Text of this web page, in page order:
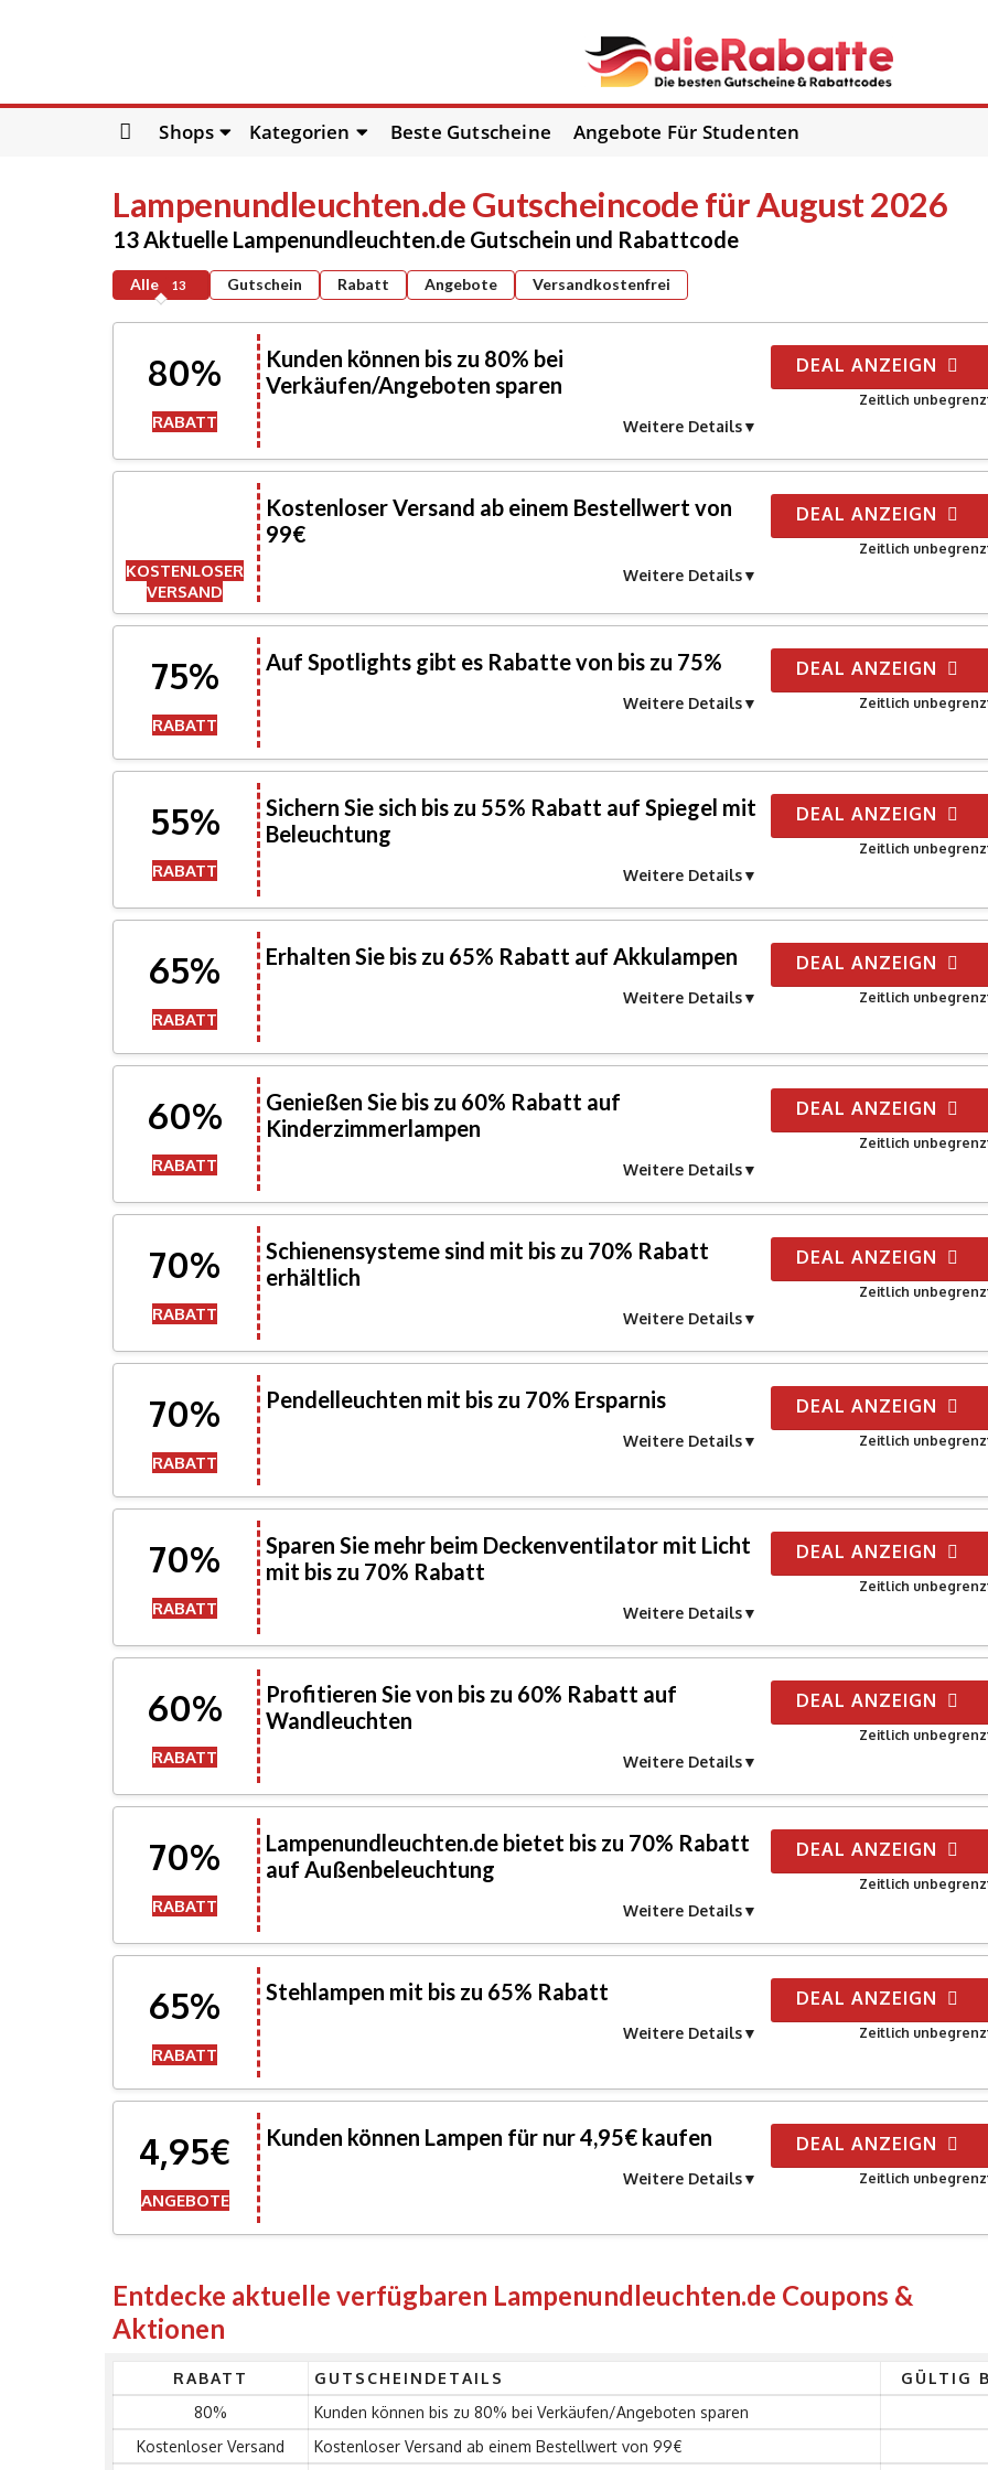
Skip
to
Shops Kategorien Beste Gutscheine Angebote Für Studenten
Lampenundleuchten.deGutscheincode für August 2026
13 Aktuelle Lampenundleuchten.de Gutschein und Rabattcode
Alle 13 Gutschein Rabatt Angebote Versandkostenfrei
80%
RABATT
Kunden können bis zu 80% bei
Verkäufen/Angeboten sparen
Weitere Details
DEAL ANZEIGN
Zeitlich
KOSTENLOSER
VERSAND
Kostenloser Versand ab einem Bestellwert von
99€
Weitere Details
DEAL ANZEIGN
Zeitlich
75%
RABATT
Auf Spotlights gibt es Rabatte von bis zu 75%
Weitere Details
DEAL ANZEIGN
Zeitlich
55%
RABATT
Sichern Sie sich bis zu 55% Rabatt auf Spiegel mit
Beleuchtung
Weitere Details
DEAL ANZEIGN
Zeitlich
65%
RABATT
Erhalten Sie bis zu 65% Rabatt auf Akkulampen
Weitere Details
DEAL ANZEIGN
Zeitlich
60%
RABATT
Genießen Sie bis zu 60% Rabatt auf
Kinderzimmerlampen
Weitere Details
DEAL ANZEIGN
Zeitlich
70%
RABATT
Schienensysteme sind mit bis zu 70% Rabatt
erhältlich
Weitere Details
DEAL ANZEIGN
Zeitlich
70%
RABATT
Pendelleuchten mit bis zu 70% Ersparnis
Weitere Details
DEAL ANZEIGN
Zeitlich
70%
RABATT
Sparen Sie mehr beim Deckenventilator mit Licht
mit bis zu 70% Rabatt
Weitere Details
DEAL ANZEIGN
Zeitlich
60%
RABATT
Profitieren Sie von bis zu 60% Rabatt auf
Wandleuchten
Weitere Details
DEAL ANZEIGN
Zeitlich
70%
RABATT
Lampenundleuchten.de bietet bis zu 70% Rabatt
auf Außenbeleuchtung
Weitere Details
DEAL ANZEIGN
Zeitlich
65%
RABATT
Stehlampen mit bis zu 65% Rabatt
Weitere Details
DEAL ANZEIGN
Zeitlich
4,95€
ANGEBOTE
Kunden können Lampen für nur 4,95€ kaufen
Weitere Details
DEAL ANZEIGN
Zeitlich
Entdecke aktuelle verfügbaren Lampenundleuchten.de Coupons &
Aktionen
RABATT GUTSCHEINDETAILS
GÜLTIG
80%
Kunden können bis zu 80% bei Verkäufen/Angeboten sparen
Kostenloser Versand
Kostenloser Versand ab einem Bestellwert von 99€